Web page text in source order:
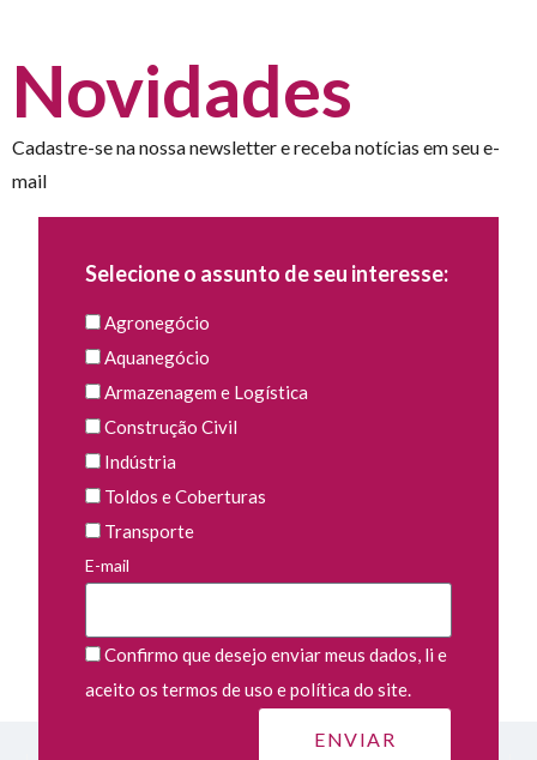
Novidades
Cadastre-se na nossa newsletter e receba notícias em seu e-
mail
Selecione o assunto de seu interesse:
Agronegócio
Aquanegócio
Armazenagem e Logística
Construção Civil
Indústria
Toldos e Coberturas
Transporte
E-mail
Confirmo que desejo enviar meus dados, li e
aceito os termos de uso e política do site.